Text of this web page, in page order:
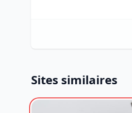
Sites similaires